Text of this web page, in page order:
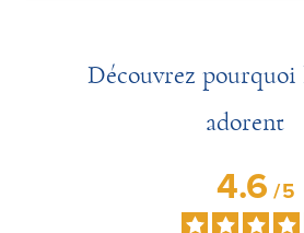
Découvrez pourquoi
adorent
4.6/5